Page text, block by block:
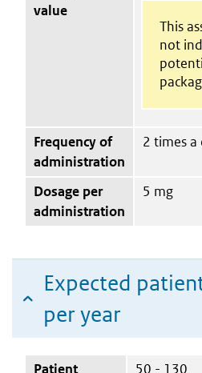
value
This
not
Frequency of
administration
2 times a
Dosage per
administration
5 mg
Expected
per year
Patient 50 - 130